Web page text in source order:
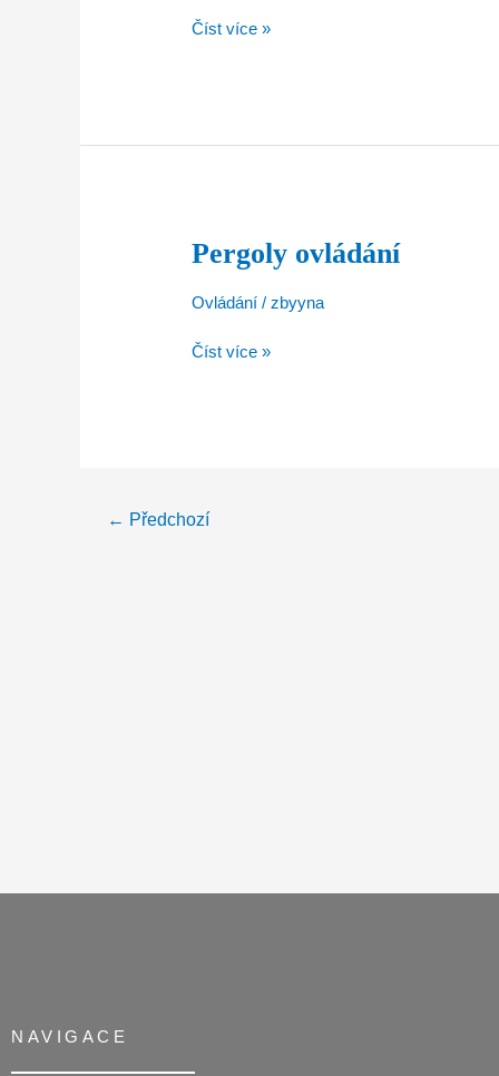
Číst více »
Pergoly ovládání
Ovládání /zbyyna
Pergoly
ovládání
Číst více »
← Předchozí
NAVIGACE